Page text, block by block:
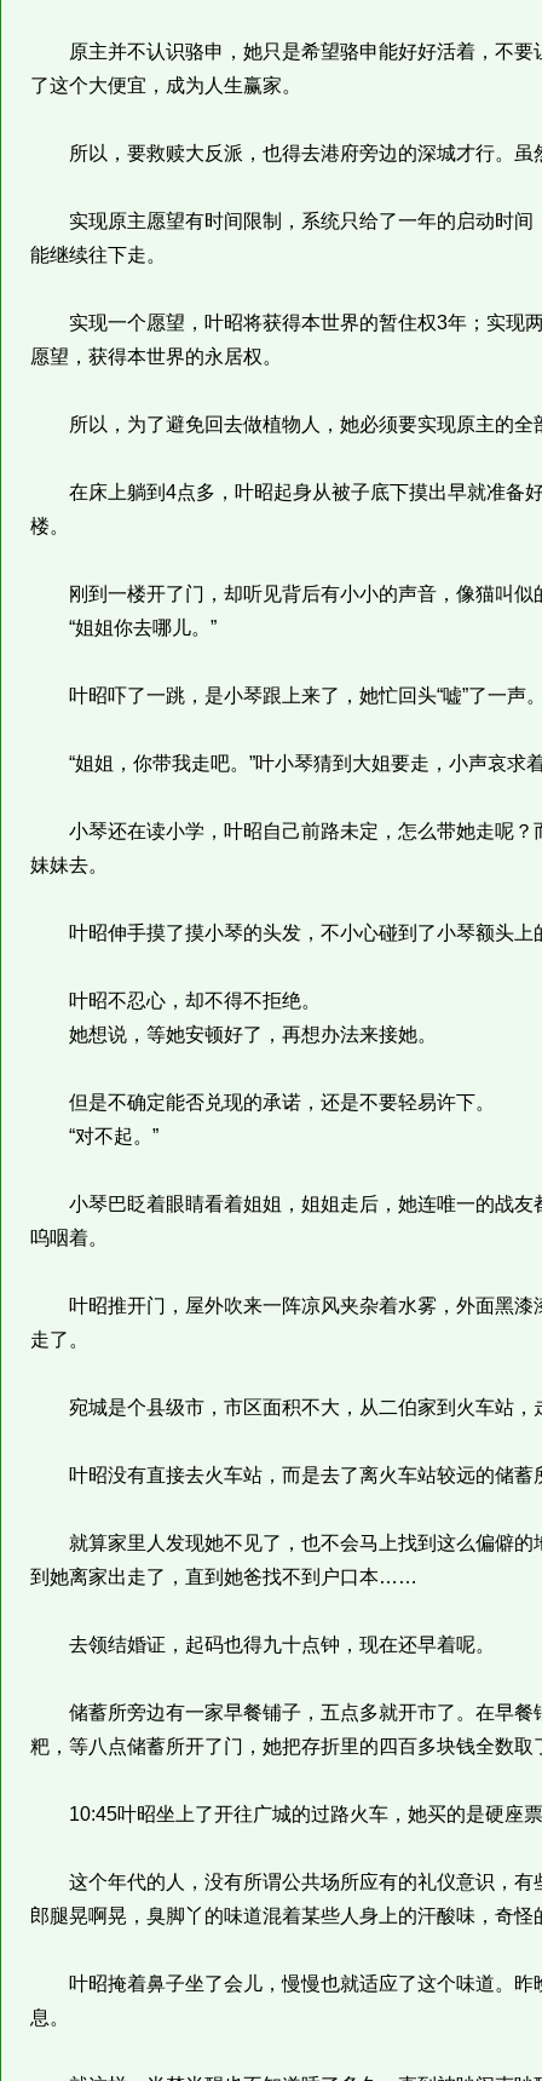
原主并不认识骆申，她只是希望骆申能好好活着，不要
了这个大便宜，成为人生赢家。
所以，要救赎大反派，也得去港府旁边的深城才行。虽
实现原主愿望有时间限制，系统只给了一年的启动时间
能继续往下走。
实现一个愿望，叶昭将获得本世界的暂住权3年；实现
愿望，获得本世界的永居权。
所以，为了避免回去做植物人，她必须要实现原主的全
在床上躺到4点多，叶昭起身从被子底下摸出早就准备
楼。
刚到一楼开了门，却听见背后有小小的声音，像猫叫似
“姐姐你去哪儿。”
叶昭吓了一跳，是小琴跟上来了，她忙回头“嘘”了一声
“姐姐，你带我走吧。”叶小琴猜到大姐要走，小声哀求
小琴还在读小学，叶昭自己前路未定，怎么带她走呢？
妹妹去。
叶昭伸手摸了摸小琴的头发，不小心碰到了小琴额头上
叶昭不忍心，却不得不拒绝。
她想说，等她安顿好了，再想办法来接她。
但是不确定能否兑现的承诺，还是不要轻易许下。
“对不起。”
小琴巴眨着眼睛看着姐姐，姐姐走后，她连唯一的战友
呜咽着。
叶昭推开门，屋外吹来一阵凉风夹杂着水雾，外面黑漆
走了。
宛城是个县级市，市区面积不大，从二伯家到火车站，
叶昭没有直接去火车站，而是去了离火车站较远的储蓄
就算家里人发现她不见了，也不会马上找到这么偏僻的
到她离家出走了，直到她爸找不到户口本……
去领结婚证，起码也得九十点钟，现在还早着呢。
储蓄所旁边有一家早餐铺子，五点多就开市了。在早餐
粑，等八点储蓄所开了门，她把存折里的四百多块钱全数取
10:45叶昭坐上了开往广城的过路火车，她买的是硬座
这个年代的人，没有所谓公共场所应有的礼仪意识，有
郎腿晃啊晃，臭脚丫的味道混着某些人身上的汗酸味，奇
叶昭掩着鼻子坐了会儿，慢慢也就适应了这个味道。昨
息。